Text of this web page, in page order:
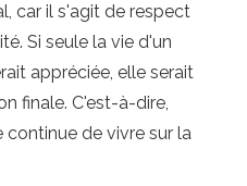
car il s'agit de respect
Si seule la vie d'un
appréciée, elle serait
finale. C'est-à-dire,
de vivre sur la